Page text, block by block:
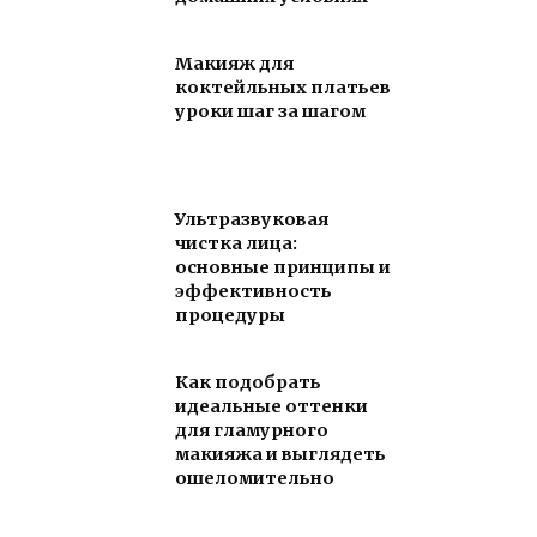
Макияж для
коктейльных платьев
уроки шаг за шагом
Ультразвуковая
чистка лица:
основные принципы и
эффективность
процедуры
Как подобрать
идеальные оттенки
для гламурного
макияжа и выглядеть
ошеломительно